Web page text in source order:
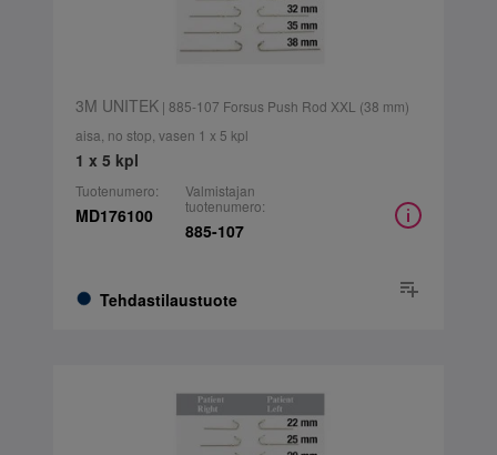
3M UNITEK| 885-107 Forsus Push Rod XXL (38 mm)
aisa, no stop, vasen 1 x 5 kpl
1 x 5 kpl
Tuotenumero:
MD176100
Tehdastilaustuote
Valmistajan
tuotenumero:
885-107